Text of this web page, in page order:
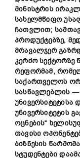
მინისტრის
სახელმწიფო
ჩათვლით;
პროდუქტებზე,
მრავალჯერ
კერძო სექტორზე
რეფორმამ,
საქართველოს
სასწავლებლის
უნივერსიტეტისა
უნივერსიტეტის
ოცნების“
თავისი
ბიზნესის
სტუდენტები